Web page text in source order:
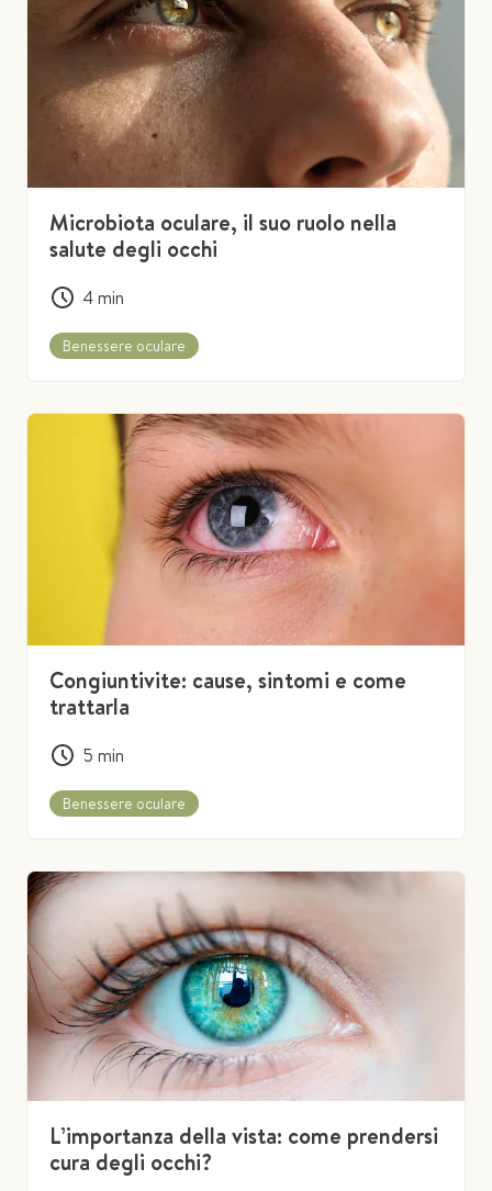
Microbiota oculare, il suo ruolo nella
salute degli occhi
4min
Benessere oculare
Congiuntivite: cause, sintomi e come
trattarla
5 min
Benessere oculare
L’importanza della vista: come prendersi
cura degli occhi?